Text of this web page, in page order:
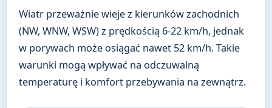
Wiatr przeważnie wieje z kierunków zachodnich
(NW, WNW, WSW) z prędkością 6-22 km/h, jednak
w porywach może osiągać nawet 52 km/h. Takie
warunki mogą wpływać na odczuwalną
temperaturę i komfort przebywania na zewnątrz.